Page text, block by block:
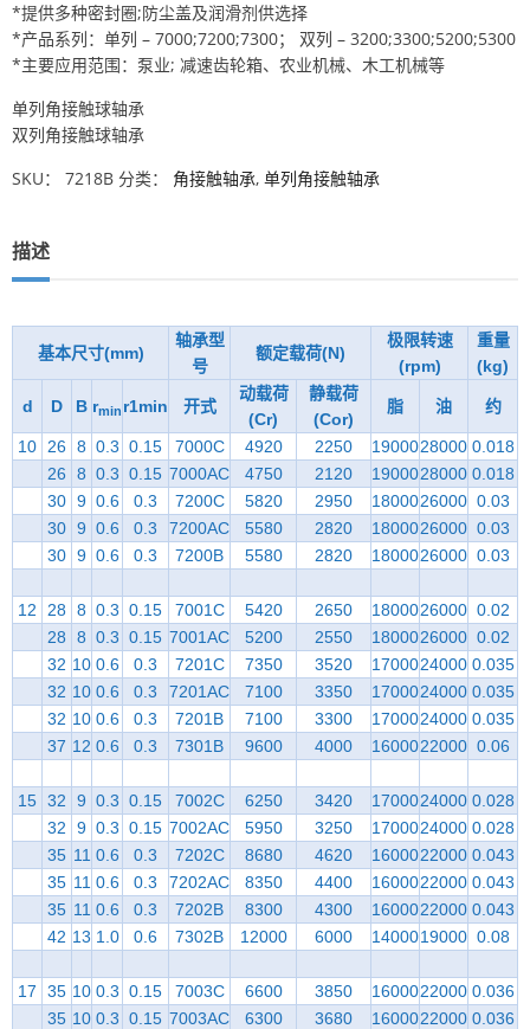
*提供多种密封圈;防尘盖及润滑剂供选择
*产品系列：单列 – 7000;7200;7300； 双列 – 3200;3300;5200;5300
*主要应用范围：泵业; 减速齿轮箱、农业机械、木工机械等
单列角接触球轴承
双列角接触球轴承
SKU： 7218B 分类： 角接触轴承, 单列角接触轴承
描述
基本尺寸(mm)
轴承型
号
额定载荷(N)
极限转速
(rpm)
重量
(kg)
d D B rmin r1min 开式
动载荷
(Cr)
静载荷
(Cor)
脂 油 约
10 26 8 0.3 0.15 7000C 4920 2250 1900028000 0.018
26
8 0.3 0.15 7000AC 4750 2120 1900028000 0.018
30 9 0.6 0.3 7200C 5820 2950 1800026000 0.03
30 9 0.6 0.3 7200AC 5580 2820 1800026000 0.03
30 9 0.6 0.3 7200B 5580 2820 1800026000 0.03
12 28 8 0.3 0.15 7001C 5420 2650 1800026000 0.02
28
8 0.3 0.15 7001AC 5200 2550 1800026000 0.02
32 10 0.6 0.3 7201C 7350 3520 1700024000 0.035
32 10 0.6 0.3 7201AC 7100 3350 1700024000 0.035
32 10 0.6 0.3 7201B 7100 3300 1700024000 0.035
37 12 0.6 0.3 7301B 9600 4000 1600022000 0.06
15 32 9 0.3 0.15 7002C 6250 3420 1700024000 0.028
32
9 0.3 0.15 7002AC 5950 3250 1700024000 0.028
35 11 0.6 0.3 7202C 8680 4620 1600022000 0.043
35 11 0.6 0.3 7202AC 8350 4400 1600022000 0.043
35 11 0.6 0.3 7202B 8300 4300 1600022000 0.043
42 13 1.0 0.6 7302B 12000 6000 1400019000 0.08
17 35 10 0.3 0.15 7003C 6600 3850 1600022000 0.036
35 10 0.3 0.15 7003AC 6300 3680 1600022000 0.036